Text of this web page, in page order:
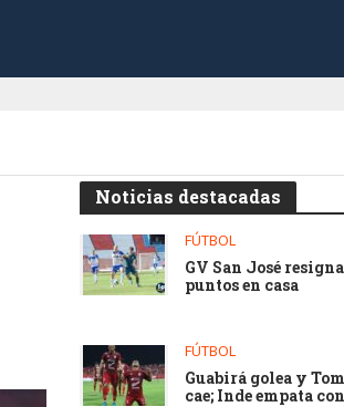
Noticias destacadas
FÚTBOL
GV San José
puntos en casa
FÚTBOL
Guabirá golea y
cae; Inde empata